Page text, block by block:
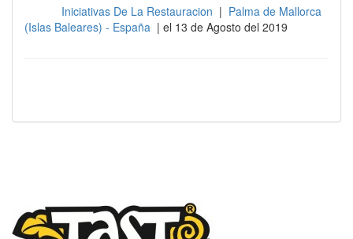
Iniciativas De La Restauracion | Palma de Mallorca
(Islas Baleares) - España | el 13 de Agosto del 2019